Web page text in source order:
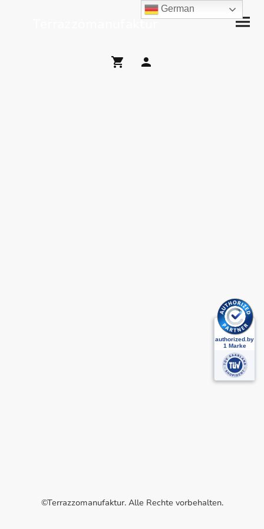
Terrazzomanufaktur
©Terrazzomanufaktur. Alle Rechte vorbehalten.
German